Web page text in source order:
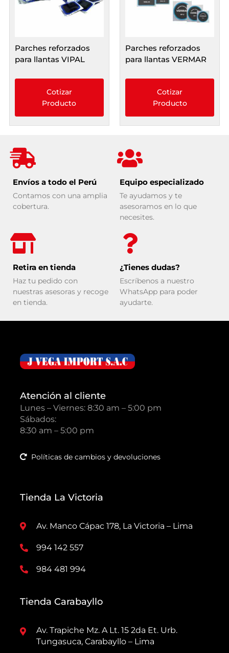
Parches reforzados
para llantas VIPAL
Cotizar
Producto
Parches reforzados
para llantas VERMAR
Cotizar
Producto
Envíos a todo el Perú
Contamos con una amplia
cobertura.
Equipo especializado
Te ayudamos y te
asesoramos en lo que
necesites.
Retira en tienda
Haz tu pedido con
nuestras asesoras y recoge
en tienda.
¿Tienes dudas?
Escríbenos a nuestro
WhatsApp para poder
ayudarte.
Atención al cliente
Lunes – Viernes: 8:30 am – 5:00 pm
Sábados:
8:30 am – 5:00 pm
Políticas de cambios y devoluciones
Tienda La Victoria
Av. Manco Cápac 178, La Victoria – Lima
994 142 557
984 481 994
Tienda Carabayllo
Av. Trapiche Mz. A Lt. 15 2da Et. Urb.
Tungasuca, Carabayllo – Lima